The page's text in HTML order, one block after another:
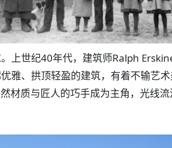
上世纪40年代，建筑师Ralph
雅、拱顶轻盈的建筑，有着不输艺
材质与匠人的巧手成为主角，光线